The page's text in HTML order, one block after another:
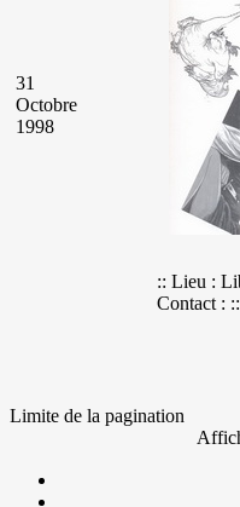
31
Octobre
1998
:: Lieu :
Contact : ::
Limite de la pagination